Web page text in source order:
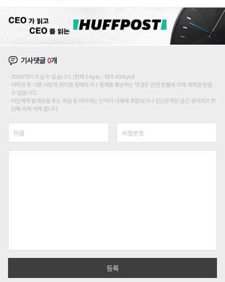
기사댓글0개
200자까지 쓰실 수 있습니다. (현재 0 byte / 최대 400byte)
저작권 등 다른 사람의 권리를 침해하거나 명예를 훼손하는 댓글은 관련 법률에 의해 제재를 받을
수 있습니다.
타인에게 불쾌감을 주는 욕설 등 비하하는 단어가 내용에 포함되거나 인신공격성 글은 관리자의 판
단에 의해 삭제 합니다.